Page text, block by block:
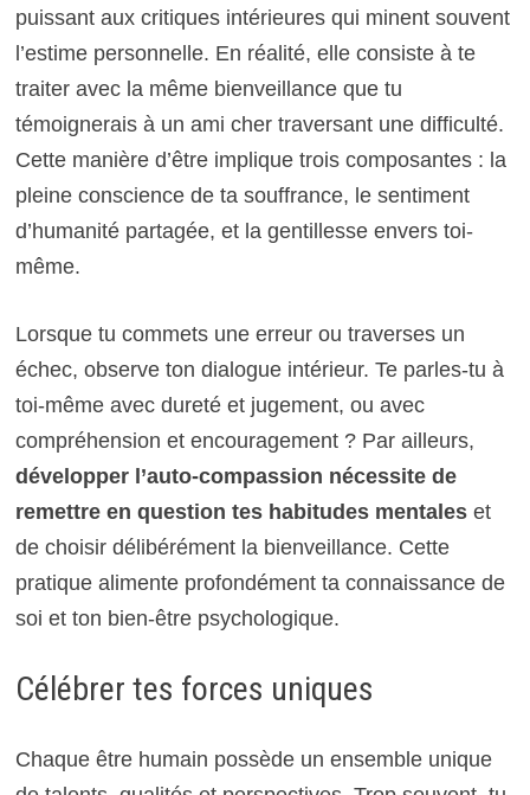
puissant aux critiques intérieures qui minent souvent
l’estime personnelle. En réalité, elle consiste à te
traiter avec la même bienveillance que tu
témoignerais à un ami cher traversant une difficulté.
Cette manière d’être implique trois composantes : la
pleine conscience de ta souffrance, le sentiment
d’humanité partagée, et la gentillesse envers toi-
même.
Lorsque tu commets une erreur ou traverses un
échec, observe ton dialogue intérieur. Te parles-tu à
toi-même avec dureté et jugement, ou avec
compréhension et encouragement ? Par ailleurs,
développer l’auto-compassion nécessite de
remettre en question tes habitudes mentaleset
de choisir délibérément la bienveillance. Cette
pratique alimente profondément ta connaissance de
soi et ton bien-être psychologique.
Célébrer tes forces uniques
Chaque être humain possède un ensemble unique